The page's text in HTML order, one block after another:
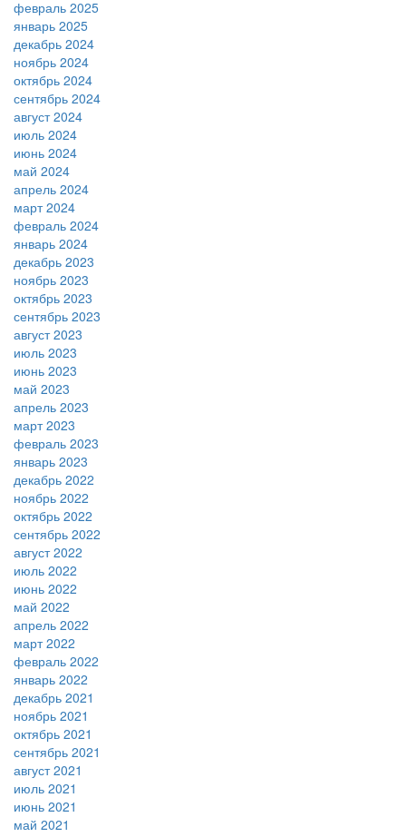
февраль 2025
январь 2025
декабрь 2024
ноябрь 2024
октябрь 2024
сентябрь 2024
август 2024
июль 2024
июнь 2024
май 2024
апрель 2024
март 2024
февраль 2024
январь 2024
декабрь 2023
ноябрь 2023
октябрь 2023
сентябрь 2023
август 2023
июль 2023
июнь 2023
май 2023
апрель 2023
март 2023
февраль 2023
январь 2023
декабрь 2022
ноябрь 2022
октябрь 2022
сентябрь 2022
август 2022
июль 2022
июнь 2022
май 2022
апрель 2022
март 2022
февраль 2022
январь 2022
декабрь 2021
ноябрь 2021
октябрь 2021
сентябрь 2021
август 2021
июль 2021
июнь 2021
май 2021